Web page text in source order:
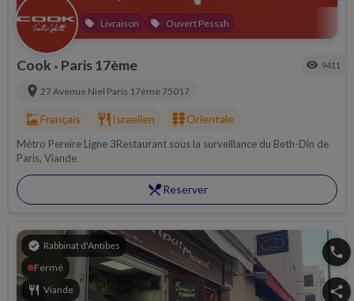
local_offer Livraison local_offer Ouvert Pessah
Cook • Paris 17ème visibility 9411
location_on 27 Avenue Niel Paris 17ème 75017
dinner_diningFrançais restaurant Israelien kebab_diningOrientale
Métro Pereire Ligne 3Restaurant sous la surveillance du Beth-Din de
Paris, Viande
restaurant_menuReserver
verified Rabbinat d'Antibes
Fermé
restaurant Viande
phone
share